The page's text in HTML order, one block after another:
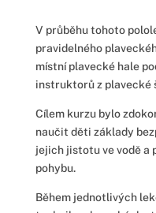
V průběhu tohoto
pravidelného
místní plavecké hale
instruktorů z plavecké
Cílem kurzu bylo
naučit děti základy
jejich jistotu ve vodě a
pohybu.
Během jednotlivých